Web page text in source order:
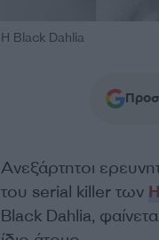
H Black Dahlia
Ανεξάρτητοι
του serial killer των
Black Dahlia,